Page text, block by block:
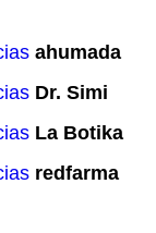
ahumada
Dr. Simi
La Botika
redfarma